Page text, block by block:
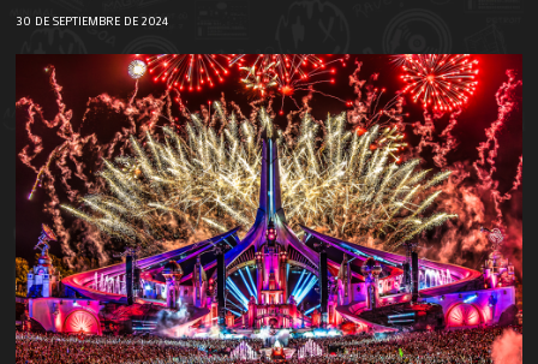
30 DE SEPTIEMBRE DE 2024